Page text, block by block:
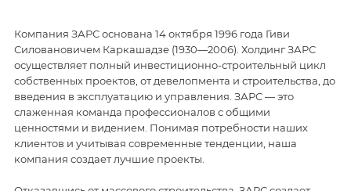
Компания ЗАРС основана 14 октября 1996 года Гиви
Силовановичем Каркашадзе (1930—2006). Холдинг ЗАРС
осуществляет полный инвестиционно-строительный цикл
собственных проектов, от девелопмента и строительства, до
введения в эксплуатацию и управления. ЗАРС — это
слаженная команда профессионалов с общими
ценностями и видением. Понимая потребности наших
клиентов и учитывая современные тенденции, наша
компания создает лучшие проекты.